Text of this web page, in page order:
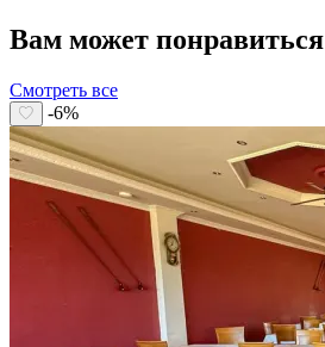
Вам может понравиться
Смотреть все
-6%